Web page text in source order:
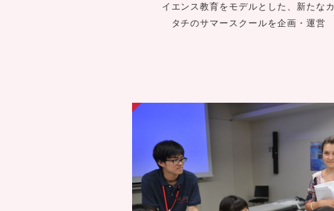
イエンス教育をモデルとした、新たなカ
タチのサマースクールを企画・運営